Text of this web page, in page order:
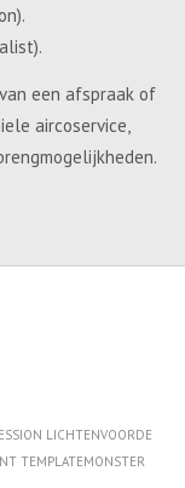
een afspraak of
aircoservice,
LICHTENVOORDE
TEMPLATEMONSTER